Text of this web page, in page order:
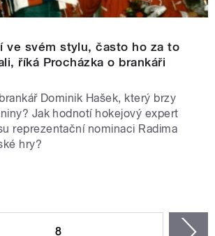
ve svém stylu, často ho za to
říká Procházka o brankáři
Dominik Hašek, který brzy
Jak hodnotí hokejový expert
reprezentační nominaci Radima
hry?
8